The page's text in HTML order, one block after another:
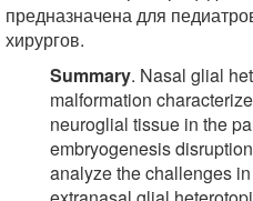
предназначена для
хирургов.
Summary. Nasal glial
malformation
neuroglial tissue in the
embryogenesis
analyze the challenges